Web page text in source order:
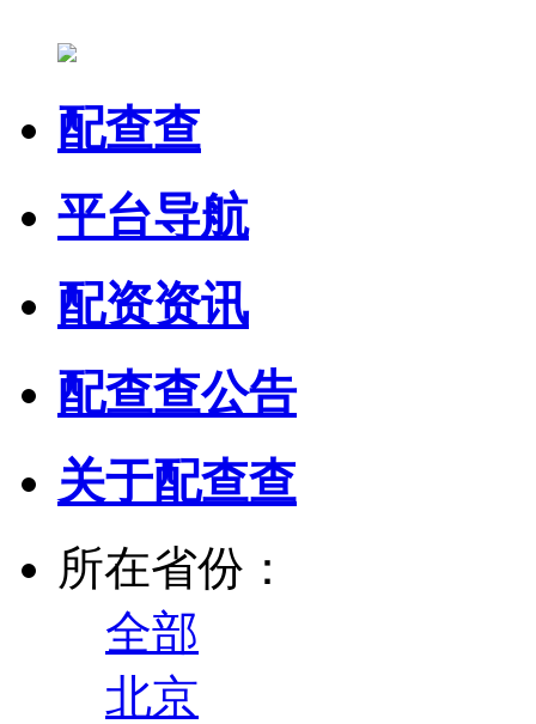
配查查
平台导航
配资资讯
配查查公告
关于配查查
所在省份：
全部
北京